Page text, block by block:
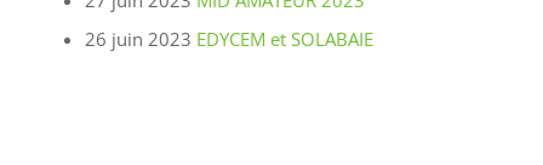
26 juin 2023 EDYCEM et SOLABAIE